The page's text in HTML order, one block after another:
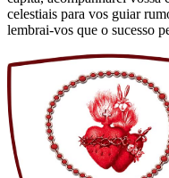
celestiais para vos guiar
lembrai-vos que o sucesso